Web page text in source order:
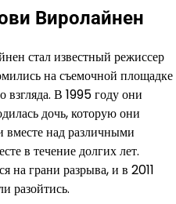
Виролайнен
стал известный режиссер
на съемочной площадке
взгляда. В 1995 году они
дочь, которую они
вместе над различными
в течение долгих лет.
на грани разрыва, и в 2011
разойтись.